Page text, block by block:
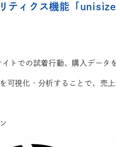
ティクス機能「
トでの試着行動、購入デー
可視化・分析することで、売